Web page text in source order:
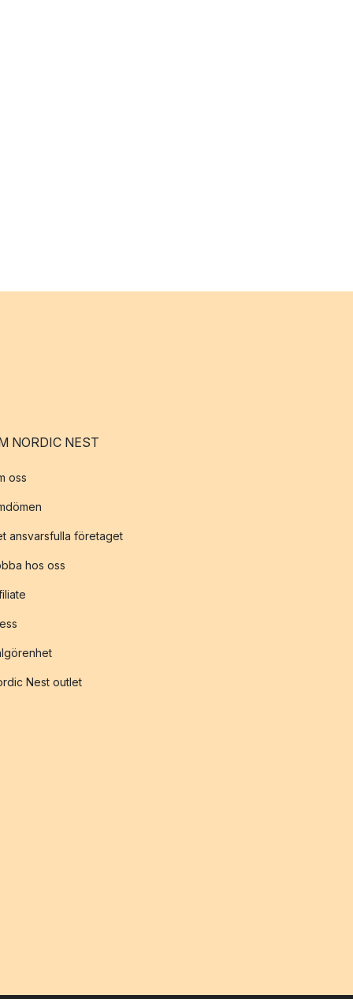
NORDIC NEST
oss
ansvarsfulla företaget
hos oss
Nest outlet